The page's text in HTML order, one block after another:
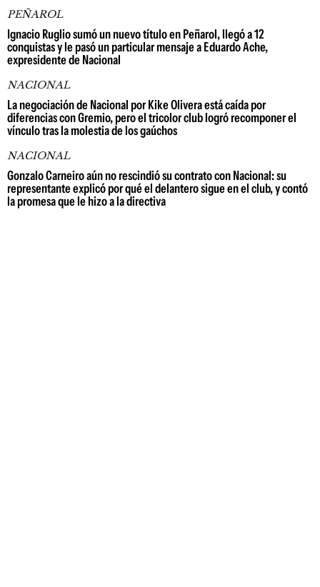
PEÑAROL
Ignacio Ruglio sumó un nuevo título en Peñarol, llegó a 12
conquistas y le pasó un particular mensaje a Eduardo Ache,
expresidente de Nacional
NACIONAL
La negociación de Nacional por Kike Olivera está caída por
diferencias con Gremio, pero el tricolor club logró recomponer el
vínculo tras la molestia de los gaúchos
NACIONAL
Gonzalo Carneiro aún no rescindió su contrato con Nacional: su
representante explicó por qué el delantero sigue en el club, y contó
la promesa que le hizo a la directiva